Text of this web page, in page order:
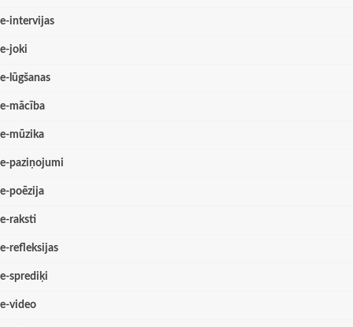
e-intervijas
e-joki
e-lūgšanas
e-mācība
e-mūzika
e-paziņojumi
e-poēzija
e-raksti
e-refleksijas
e-sprediķi
e-video